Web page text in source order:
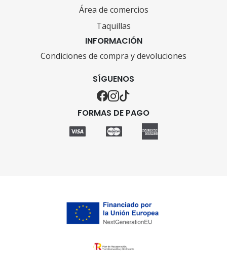
Área de comercios
Taquillas
INFORMACIÓN
Condiciones de compra y devoluciones
SÍGUENOS
FORMAS DE PAGO